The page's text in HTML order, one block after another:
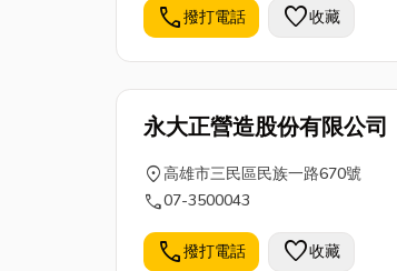
call撥打電話 favorite收藏
永大正營造股份有限公司
location_on高雄市三民區民族一路670號
call07-3500043
call撥打電話 favorite收藏